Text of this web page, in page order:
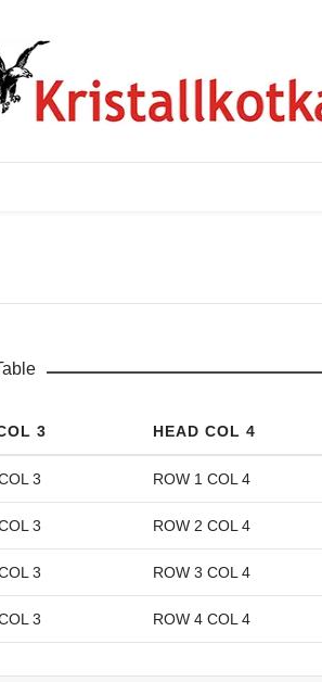
3 HEAD COL 4
3 ROW 1 COL 4
3 ROW 2 COL 4
3 ROW 3 COL 4
3 ROW 4 COL 4